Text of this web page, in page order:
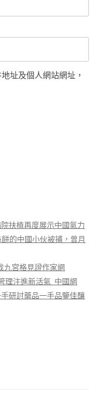
址及個人網站網址，
扶植再度展示中國氣力
的中國小伙被捕，曾月
九宮格見證作家網
理注進新活氣_中國網
研討藥品一手品鑒佳釀